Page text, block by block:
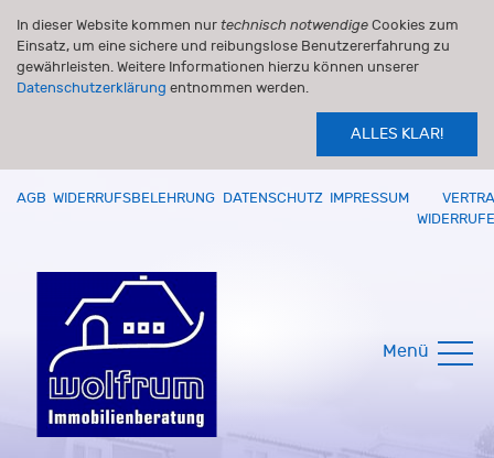
In dieser Website kommen nur technisch notwendige Cookies zum
Einsatz, um eine sichere und reibungslose Benutzererfahrung zu
gewährleisten. Weitere Informationen hierzu können unserer
Datenschutzerklärung entnommen werden.
ALLES KLAR!
AGB WIDERRUFSBELEHRUNG DATENSCHUTZ IMPRESSUM
Menü